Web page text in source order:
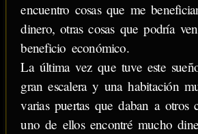
encuentro cosas que me
dinero, otras cosas que podría
beneficio económico.
La última vez que tuve este
gran escalera y una habitación
varias puertas que daban a otros
uno de ellos encontré mucho